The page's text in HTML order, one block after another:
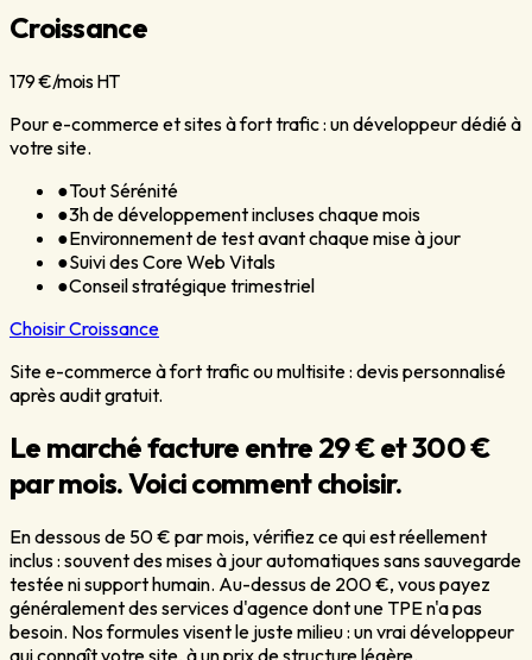
Croissance
179 €/mois HT
Pour e-commerce et sites à fort trafic : un développeur dédié à
votre site.
●Tout Sérénité
●3h de développement incluses chaque mois
●Environnement de test avant chaque mise à jour
●Suivi des Core Web Vitals
●Conseil stratégique trimestriel
ChoisirCroissance
Site e-commerce à fort trafic ou multisite : devis personnalisé
après audit gratuit.
Le marché facture entre 29 € et 300 €
par mois. Voici comment choisir.
En dessous de 50 € par mois, vérifiez ce qui est réellement
inclus : souvent des mises à jour automatiques sans sauvegarde
testée ni support humain. Au-dessus de 200 €, vous payez
généralement des services d'agence dont une TPE n'a pas
besoin. Nos formules visent le juste milieu : un vrai développeur